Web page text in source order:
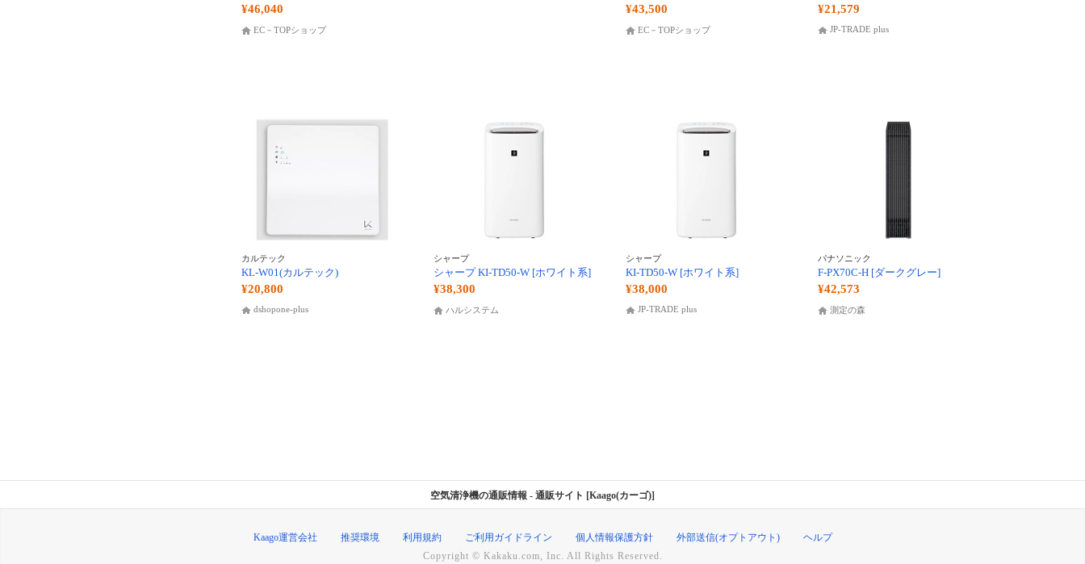
¥46,040
EC－TOPショップ
¥43,500
EC－TOPショップ
¥21,579
JP-TRADE plus
カルテック
KL-W01(カルテック)
¥20,800
dshopone-plus
シャープ
シャープ KI-TD50-W [ホワイト系]
¥38,300
ハルシステム
シャープ
KI-TD50-W [ホワイト系]
¥38,000
JP-TRADE plus
パナソニック
F-PX70C-H [ダークグレー]
¥42,573
測定の森
空気清浄機の通販情報 - 通販サイト [Kaago(カーゴ)]
Kaago運営会社 推奨環境 利用規約 ご利用ガイドライン 個人情報保護方針 外部送信(オプトアウト)
ヘルプ
Copyright © Kakaku.com, Inc. All Rights Reserved.